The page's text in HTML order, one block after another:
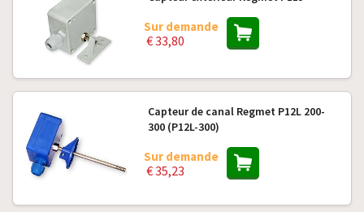
Sur demande
€ 33,80
Capteur de canal Regmet P12L 200-
300 (P12L-300)
Sur demande
€ 35,23